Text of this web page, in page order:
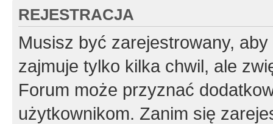
REJESTRACJA
Musisz być zarejestrowany,
zajmuje tylko kilka chwil, ale
Forum może przyznać
użytkownikom. Zanim się